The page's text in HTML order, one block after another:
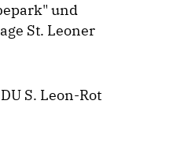
und
St. Leoner
S. Leon-Rot